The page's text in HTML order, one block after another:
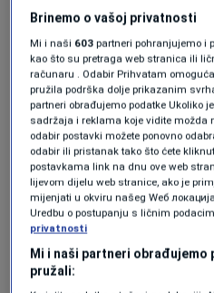
uopće nije izabran u
jer je izbor blokiran. Tu
predsjednik koji je
Postoji Ustavni sud u
sudaca? Devet. Koliko
Zašto je to tako? To je
prelazni predsjednik
ili vršitelj dužnosti ne
Brinemo o vašoj privatnosti
Mi i naši 603 partneri pohranjujemo i
kao što su pretraga web stranica ili
računaru . Odabir Prihvatam
pružila podrška dolje prikazanim
partneri obrađujemo podatke Ukoliko
sadržaja i reklama koje vidite možda
odabir postavki možete ponovno
odabir ili pristanak tako što ćete
postavkama link na dnu ove web
lijevom dijelu web stranice, ako je
mijenjati u okviru našeg Wеб
Uredbu o postupanju s ličnim
privatnosti
Mi i naši partneri obrađujemo
pružali: